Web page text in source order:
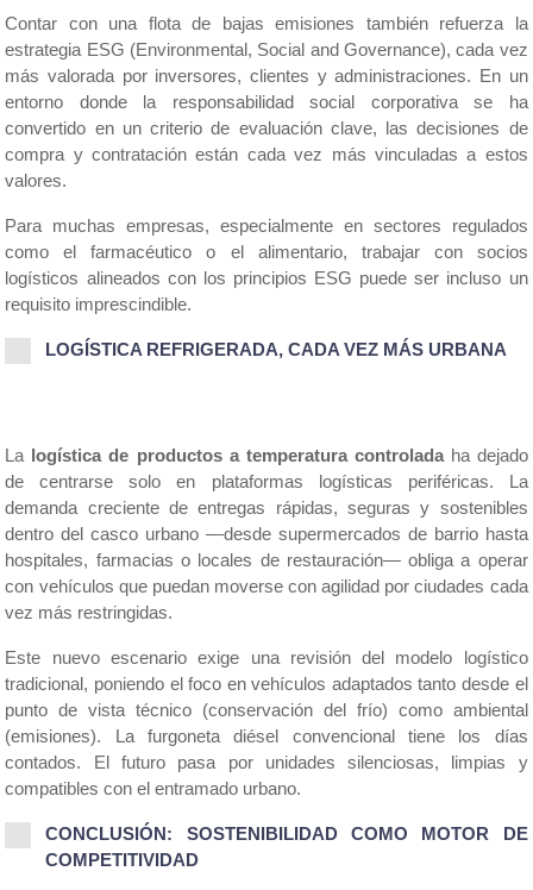
Contar con una flota de bajas emisiones también refuerza la
estrategia ESG (Environmental, Social and Governance), cada vez
más valorada por inversores, clientes y administraciones. En un
entorno donde la responsabilidad social corporativa se ha
convertido en un criterio de evaluación clave, las decisiones de
compra y contratación están cada vez más vinculadas a estos
valores.
Para muchas empresas, especialmente en sectores regulados
como el farmacéutico o el alimentario, trabajar con socios
logísticos alineados con los principios ESG puede ser incluso un
requisito imprescindible.
LOGÍSTICA REFRIGERADA, CADA VEZ MÁS URBANA
La logística de productos a temperatura controlada ha dejado
de centrarse solo en plataformas logísticas periféricas. La
demanda creciente de entregas rápidas, seguras y sostenibles
dentro del casco urbano —desde supermercados de barrio hasta
hospitales, farmacias o locales de restauración— obliga a operar
con vehículos que puedan moverse con agilidad por ciudades cada
vez más restringidas.
Este nuevo escenario exige una revisión del modelo logístico
tradicional, poniendo el foco en vehículos adaptados tanto desde el
punto de vista técnico (conservación del frío) como ambiental
(emisiones). La furgoneta diésel convencional tiene los días
contados. El futuro pasa por unidades silenciosas, limpias y
compatibles con el entramado urbano.
CONCLUSIÓN: SOSTENIBILIDAD COMO MOTOR DE
COMPETITIVIDAD